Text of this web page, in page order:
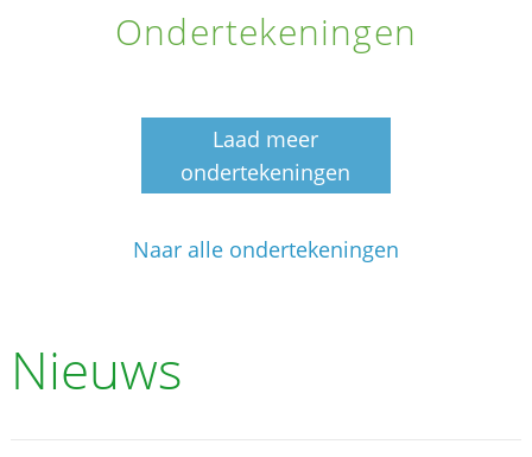
Ondertekeningen
Laad meer
ondertekeningen
Naar alle ondertekeningen
Nieuws